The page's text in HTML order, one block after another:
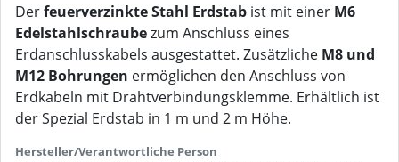
Derfeuerverzinkte Stahl Erdstab ist mit einer M6
Edelstahlschraubezum Anschluss eines
Erdanschlusskabels ausgestattet. Zusätzliche M8 und
M12 Bohrungen ermöglichen den Anschluss von
Erdkabeln mit Drahtverbindungsklemme. Erhältlich ist
der Spezial Erdstab in 1 m und 2 m Höhe.
Hersteller/Verantwortliche Person